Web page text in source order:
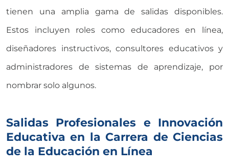
tienen una amplia gama de salidas disponibles.
Estos incluyen roles como educadores en línea,
diseñadores instructivos, consultores educativos y
administradores de sistemas de aprendizaje, por
nombrar solo algunos.
Salidas Profesionales e Innovación
Educativa en la Carrera de Ciencias
de la Educación en Línea